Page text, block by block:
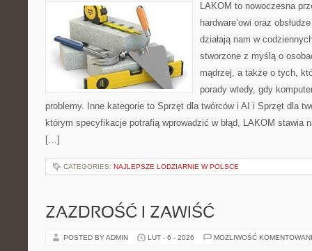
LAKOM to nowoczesna
hardware’owi oraz
działają nam w
stworzone z myślą o
mądrzej, a także o tych,
porady wtedy, gdy
problemy. Inne kategorie to Sprzęt dla twórców i AI i Sprzęt dla
którym specyfikacje potrafią wprowadzić w błąd, LAKOM stawia
[…]
CATEGORIES: NAJLEPSZE LODZIARNIE W POLSCE
ZAZDROŚĆ I ZAWIŚĆ
POSTED BY ADMIN LUT - 6 - 2026 MOŻLIWOŚĆ